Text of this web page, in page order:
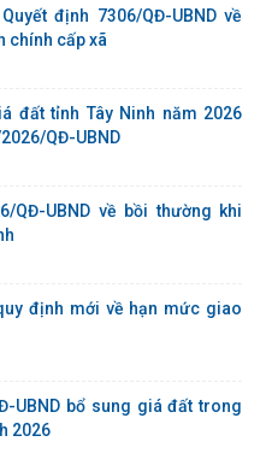
định 7306/QĐ-UBND về
chính cấp xã
đất tỉnh Tây Ninh năm 2026
QĐ-UBND
QĐ-UBND về bồi thường khi
định mới về hạn mức giao
UBND bổ sung giá đất trong
2026